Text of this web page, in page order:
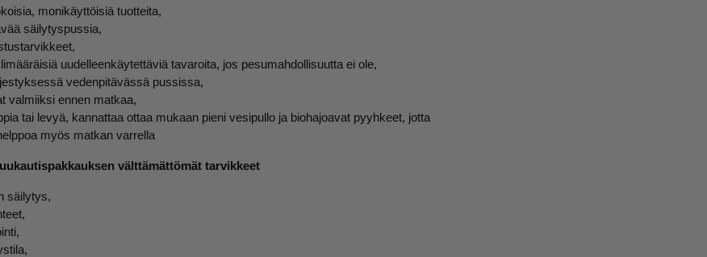
monikäyttöisiä tuotteita,
säilytyspussia,
uudelleenkäytettäviä tavaroita, jos pesumahdollisuutta ei ole,
vedenpitävässä pussissa,
valmiiksi ennen matkaa,
tai levyä, kannattaa ottaa mukaan pieni vesipullo ja biohajoavat pyyhkeet, jotta
myös matkan varrella
välttämättömät tarvikkeet
säilytys,